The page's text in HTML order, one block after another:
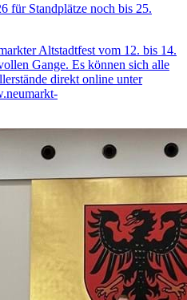
für Standplätze noch bis 25.
Altstadtfest vom 12. bis 14.
Gange. Es können sich alle
direkt online unter